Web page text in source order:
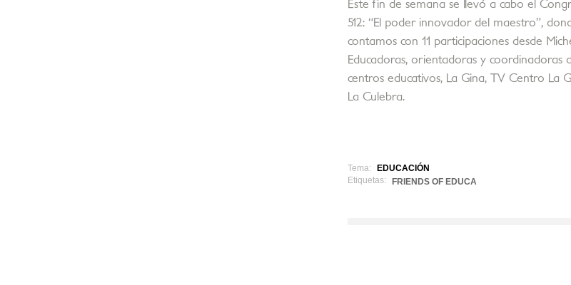
Este fin de semana se llevó a cabo el
512: “El poder innovador del maestro”,
contamos con 11 participaciones desde
Educadoras, orientadoras y coordinadoras
centros educativos, La Gina, TV Centro La
La Culebra.
Tema:
EDUCACIÓN
Etiquetas:
FRIENDS OF EDUCA